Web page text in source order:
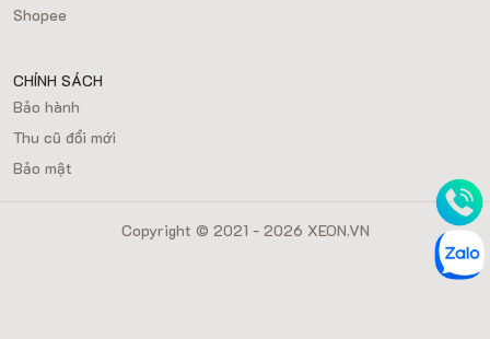
Shopee
CHÍNH SÁCH
Bảo hành
Thu cũ đổi mới
Bảo mật
Copyright © 2021 - 2026 XEON.VN